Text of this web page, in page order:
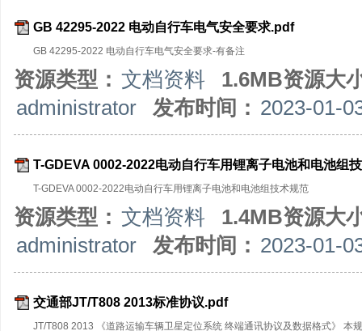
GB 42295-2022 电动自行车电气安全要求.pdf
GB 42295-2022 电动自行车电气安全要求-有备注
资源类型： 文档资料
1.6MB资源大
administrator
发布时间： 2023-01-
T-GDEVA 0002-2022电动自行车用锂离子电池和电池组
T-GDEVA 0002-2022电动自行车用锂离子电池和电池组技术规范
资源类型： 文档资料
1.4MB资源大
administrator
发布时间： 2023-01-
交通部JT/T808 2013标准协议.pdf
JT/T808 2013 《道路运输车辆卫星定位系统 终端通讯协议及数据格式》